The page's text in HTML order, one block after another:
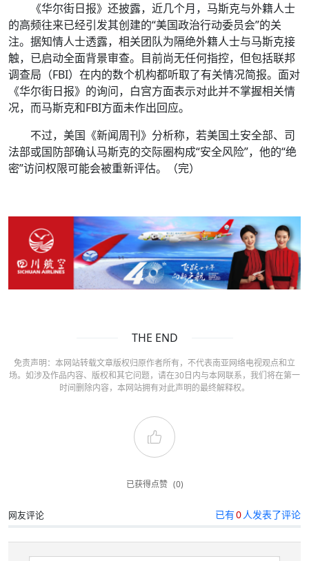
《华尔街日报》还披露，近几个月，马斯克与外籍人士
的高频往来已经引发其创建的“美国政治行动委员会”的关
注。据知情人士透露，相关团队为隔绝外籍人士与马斯克接
触，已启动全面背景审查。目前尚无任何指控，但包括联邦
调查局（FBI）在内的数个机构都听取了有关情况简报。面对
《华尔街日报》的询问，白宫方面表示对此并不掌握相关情
况，而马斯克和FBI方面未作出回应。
不过，美国《新闻周刊》分析称，若美国土安全部、司
法部或国防部确认马斯克的交际圈构成“安全风险”，他的“绝
密”访问权限可能会被重新评估。（完）
THE END
免责声明：本网站转载文章版权归原作者所有，不代表南亚网络电视观点和立
场。如涉及作品内容、版权和其它问题，请在30日内与本网联系，我们将在第一
时间删除内容，本网站拥有对此声明的最终解释权。
已获得点赞 (0)
网友评论 已有0人发表了评论